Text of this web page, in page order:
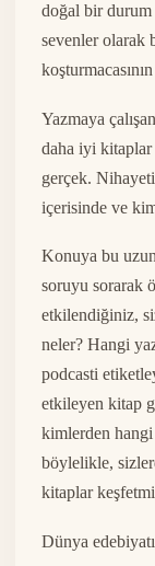
doğal bir durum
sevenler olarak
Yazmaya
daha iyi kitaplar
gerçek.
içerisinde ve
Konuya bu
soruyu sorarak
etkilendiğiniz,
neler? Hangi
podcasti
etkileyen kitap
kimlerden
böylelikle,
kitaplar
Dünya